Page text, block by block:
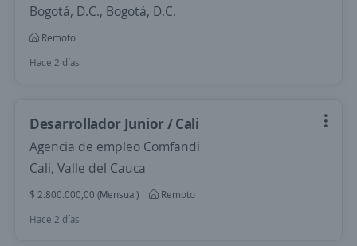
Bogotá, D.C., Bogotá, D.C.
Remoto
Hace 2 días
Desarrollador Junior / Cali
Agencia de empleo Comfandi
Cali, Valle del Cauca
$ 2.800.000,00 (Mensual)
Remoto
Hace 2 días